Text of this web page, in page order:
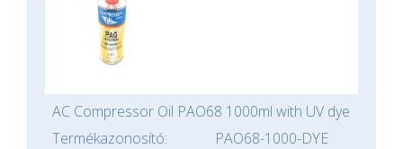
AC Compressor Oil PAO68 1000ml with UV dye
Termékazonosító:
PAO68-1000-DYE